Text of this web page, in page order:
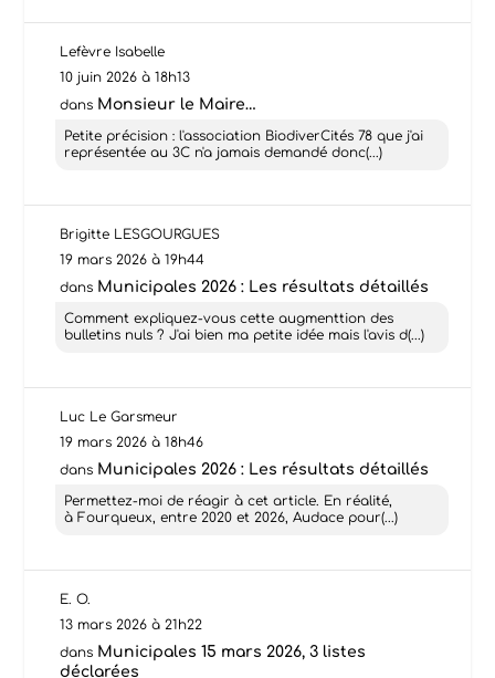
Lefèvre Isabelle
10 juin 2026 à 18h13
dans Monsieur le Maire…
Petite précision : l'association BiodiverCités 78 que j'ai
représentée au 3C n'a jamais demandé donc(...)
Brigitte LESGOURGUES
19 mars 2026 à 19h44
dans Municipales 2026 : Les résultats détaillés
Comment expliquez-vous cette augmenttion des
bulletins nuls ? J'ai bien ma petite idée mais l'avis d(...)
Luc Le Garsmeur
19 mars 2026 à 18h46
dans Municipales 2026 : Les résultats détaillés
Permettez-moi de réagir à cet article. En réalité,
à Fourqueux, entre 2020 et 2026, Audace pour(...)
E. O.
13 mars 2026 à 21h22
dans Municipales 15 mars 2026, 3 listes
déclarées